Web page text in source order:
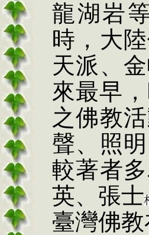
龍湖岩
時，大
天派、
來最早
之佛教
聲、照
較著者
英、張士
臺灣佛